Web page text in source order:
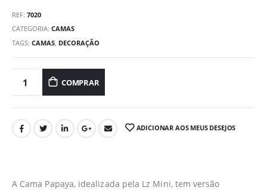
REF: 7020
CATEGORIA: CAMAS
TAGS: CAMAS, DECORAÇÃO
COMPRAR
ADICIONAR AOS MEUS DESEJOS
A Cama Papaya, idealizada pela Lz Mini, tem versão